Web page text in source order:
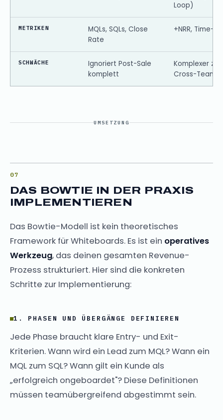
Loop)
METRIKEN
MQLs, SQLs, Close
Rate
+NRR, Time-
SCHWÄCHE
Ignoriert Post-Sale
komplett
Komplexer zu
Cross-Team
UMSETZUNG
DAS BOWTIE IN DER PRAXIS
IMPLEMENTIEREN
Das Bowtie-Modell ist kein theoretisches
Framework für Whiteboards. Es ist ein operatives
Werkzeug, das deinen gesamten Revenue-
Prozess strukturiert. Hier sind die konkreten
Schritte zur Implementierung:
1. PHASEN UND ÜBERGÄNGE DEFINIEREN
Jede Phase braucht klare Entry- und Exit-
Kriterien. Wann wird ein Lead zum MQL? Wann ein
MQL zum SQL? Wann gilt ein Kunde als
„erfolgreich ongeboardet"? Diese Definitionen
müssen teamübergreifend abgestimmt sein.